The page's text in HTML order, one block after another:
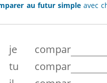
au futur simpleavec
je
compar
tu
compar